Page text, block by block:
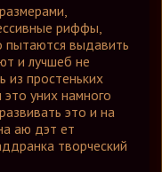
риффы,
пытаются выдавить
и лучшеб не
из простеньких
уних намного
это и на
аю дэт ет
творческий